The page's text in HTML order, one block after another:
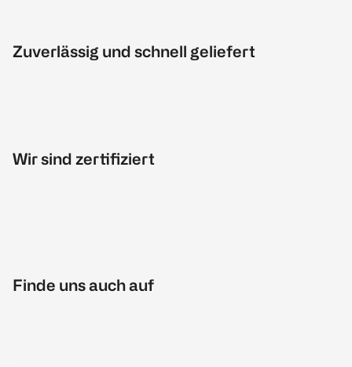
Zuverlässig und schnell geliefert
Wir sind zertifiziert
Finde uns auch auf